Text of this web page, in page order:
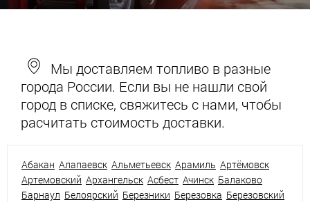
Мы доставляем топливо в разные
города России. Если вы не нашли свой
город в списке, свяжитесь с нами, чтобы
расчитать стоимость доставки.
Абакан Алапаевск Альметьевск Арамиль Артёмовск
Артемовский Архангельск Асбест Ачинск Балаково
Барнаул Белоярский Березники Березовка Березовский